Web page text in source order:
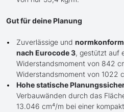
Gut für deine Planung
Zuverlässige und
nach Eurocode 3, gestützt auf
Widerstandsmoment von 842
Widerstandsmoment von 1022
Hohe statische
Verbauwänden durch das
13.046 cm⁴/m bei einer